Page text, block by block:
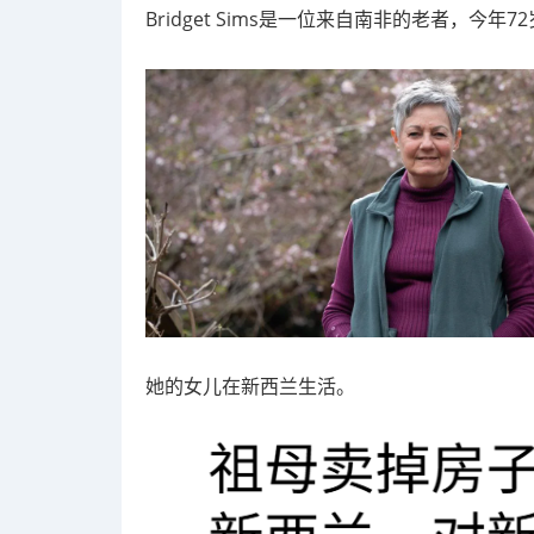
Bridget Sims是一位来自南非的老者，今年72
她的女儿在新西兰生活。